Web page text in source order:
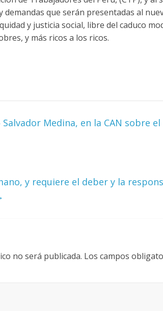
que serán presentadas al
y justicia social, libre del caduco
y más ricos a los ricos.
Medina, en la CAN sobre
y requiere el deber y la
no será publicada. Los campos